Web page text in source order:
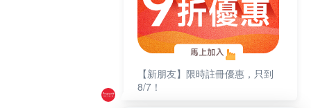
【新朋友】限時註冊優惠，只到
8/7！